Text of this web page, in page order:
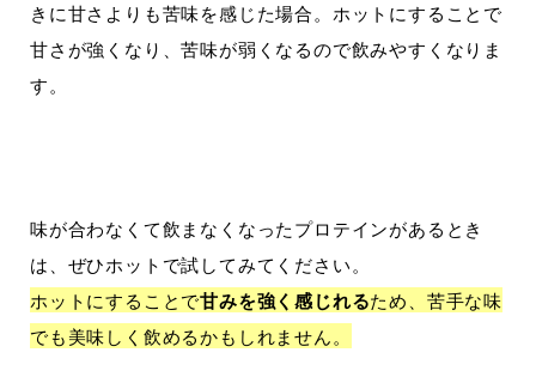
きに甘さよりも苦味を感じた場合。ホットにすることで
甘さが強くなり、苦味が弱くなるので飲みやすくなりま
す。
味が合わなくて飲まなくなったプロテインがあるとき
は、ぜひホットで試してみてください。
ホットにすることで甘みを強く感じれるため、苦手な味
でも美味しく飲めるかもしれません。